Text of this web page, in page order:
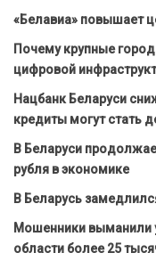
«Белавиа» повышает
Почему крупные
цифровой
Нацбанк Беларуси
кредиты могут стать
В Беларуси
рубля в экономике
В Беларусь
Мошенники выманили
области более 25